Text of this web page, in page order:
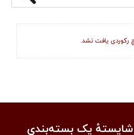
رکوردی یافت نشد.
یک بسته‌بندی